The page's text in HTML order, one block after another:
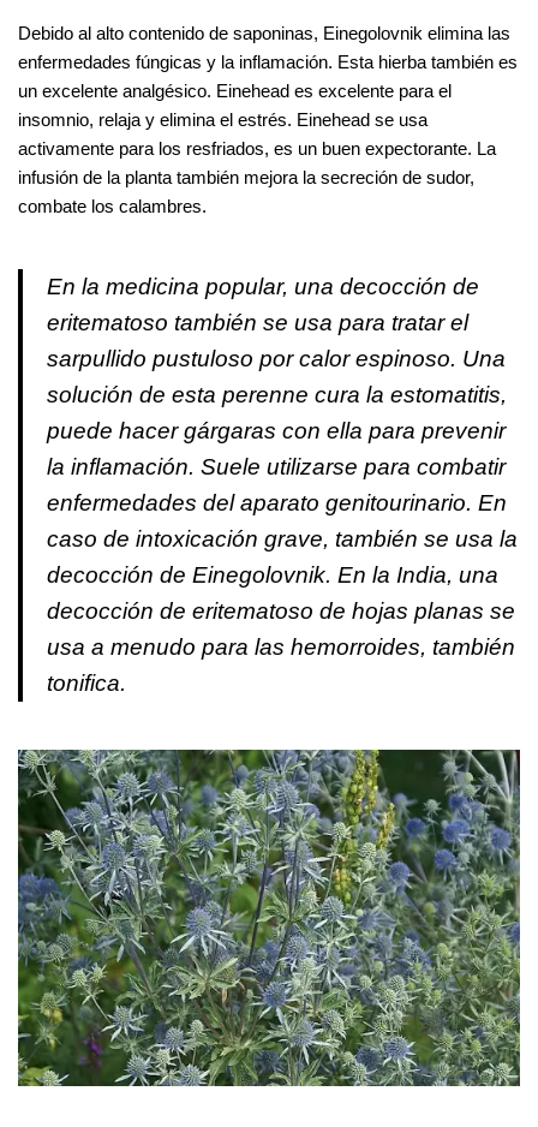
Debido al alto contenido de saponinas, Einegolovnik elimina las
enfermedades fúngicas y la inflamación. Esta hierba también es
un excelente analgésico. Einehead es excelente para el
insomnio, relaja y elimina el estrés. Einehead se usa
activamente para los resfriados, es un buen expectorante. La
infusión de la planta también mejora la secreción de sudor,
combate los calambres.
En la medicina popular, una decocción de
eritematoso también se usa para tratar el
sarpullido pustuloso por calor espinoso. Una
solución de esta perenne cura la estomatitis,
puede hacer gárgaras con ella para prevenir
la inflamación. Suele utilizarse para combatir
enfermedades del aparato genitourinario. En
caso de intoxicación grave, también se usa la
decocción de Einegolovnik. En la India, una
decocción de eritematoso de hojas planas se
usa a menudo para las hemorroides, también
tonifica.